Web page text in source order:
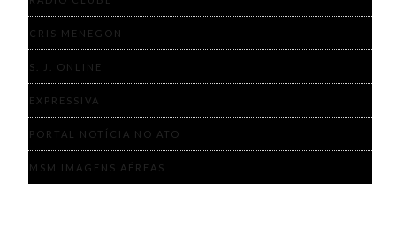
CRIS MENEGON
S. J. ONLINE
EXPRESSIVA
PORTAL NOTÍCIA NO ATO
MSM IMAGENS AÉREAS